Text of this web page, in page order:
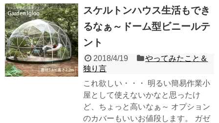
スケルトンハウス生活もでき
るなぁ～ドーム型ビニールテ
ント
2018/4/19
やってみたこと＆
独り言
これ欲しい・・・ 明るい簡易作業小
屋として使えないかなと思ったけ
ど、ちょっと高いなぁ～ オプション
のカバーもいいお値段します。 ガゼ